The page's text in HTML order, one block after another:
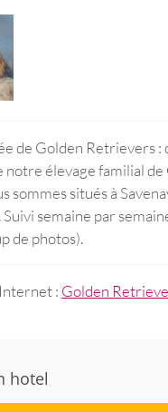
de Golden Retrievers :
notre élevage familial de
sommes situés à
semaine par
de photos).
: Golden
hotel